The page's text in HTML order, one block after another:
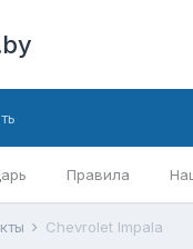
Правила
Chevrolet Impala